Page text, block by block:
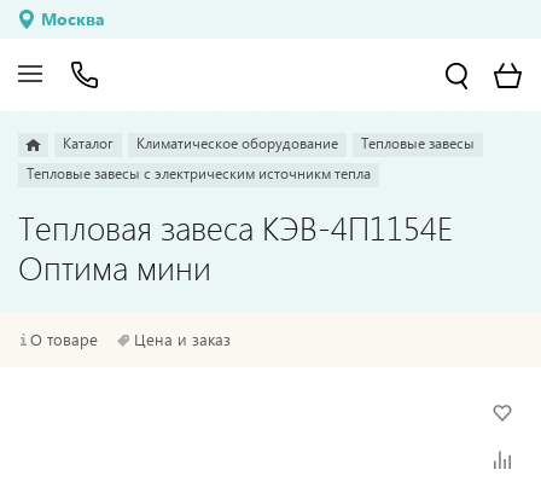
Москва
Каталог Климатическое оборудование
Тепловые завесы
Тепловые завесы с электрическим источникм тепла
Тепловая завеса КЭВ-4П1154E
Оптима мини
О товаре Цена и заказ